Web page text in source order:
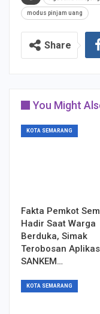
modus pinjam uang
Share
You Might
KOTA SEMARANG
Fakta Pemkot
Hadir Saat Warga
Berduka, Simak
Terobosan
SANKEM…
KOTA SEMARANG